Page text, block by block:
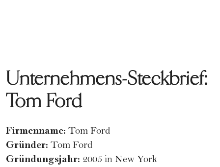
Unternehmens-Steckbrief:
Tom Ford
Firmenname: Tom Ford
Gründer: Tom Ford
Gründungsjahr: 2005 in New York